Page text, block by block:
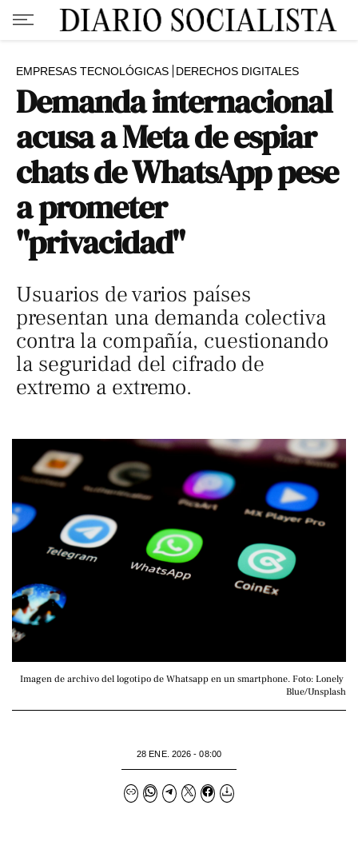
EMPRESAS TECNOLÓGICAS DERECHOS DIGITALES
Demanda internacional
acusa a Meta de espiar
chats de WhatsApp pese
a prometer
"privacidad"
Usuarios de varios países
presentan una demanda colectiva
contra la compañía, cuestionando
la seguridad del cifrado de
extremo a extremo.
Imagen de archivo del logotipo de Whatsapp en un smartphone. Foto: Lonely
Blue/Unsplash
28 ENE. 2026 - 08:00